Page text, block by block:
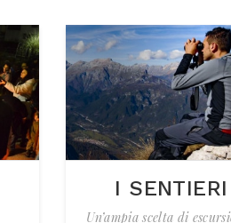
I SENTIERI
Un’ampia scelta di